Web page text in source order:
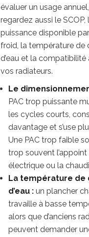
évaluer un usage annuel,
regardez aussi le SCOP,
puissance disponible
froid, la température de
d’eau et la compatibilité
vos radiateurs.
Le
PAC trop puissante
les cycles courts,
davantage et s’use
Une PAC trop faible
trop souvent l’appoint
électrique ou la
La température de
d’eau : un plancher
travaille à basse
alors que d’anciens
peuvent demander